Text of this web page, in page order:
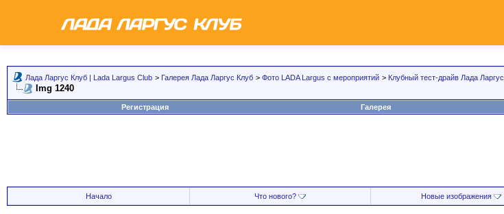
Лада Ларгус Клуб | Lada Largus Club > Галерея Лада Ларгус Клуб > Фото LADA Largus с мероприятий > Клубный тест-драйв Лада Ларгус
Img 1240
Регистрация
Галерея
Начало Что нового? Новые изображения